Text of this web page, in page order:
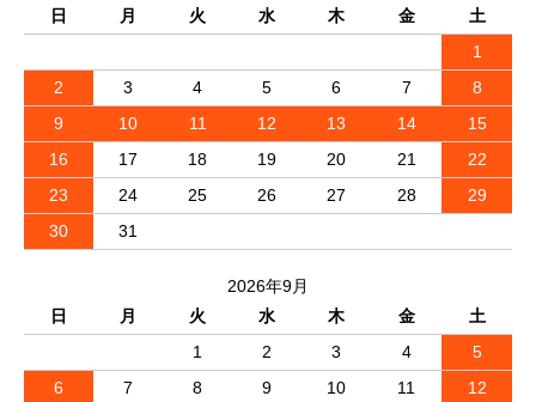
日
月 火 水 木 金
土
1
2
3 4 5 6 7
8
9
10 11 12 13 14
15
16
17 18 19 20 21
22
23
24 25 26 27 28
29
30
31
2026年9月
日
月 火 水 木 金
土
1
2 3 4
5
6
7 8 9 10 11 12